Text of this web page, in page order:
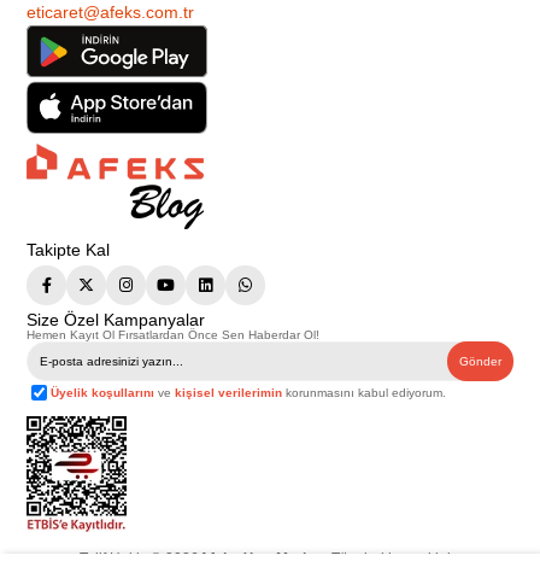
eticaret@afeks.com.tr
Takipte Kal
Size Özel Kampanyalar
Hemen Kayıt Ol Fırsatlardan Önce Sen Haberdar Ol!
Gönder
Üyelik koşullarını vekişisel verilerimin korunmasını kabul ediyorum.
Telif Hakkı © 2026 Afeks Yapı Market
. Tüm hakları saklıdır.